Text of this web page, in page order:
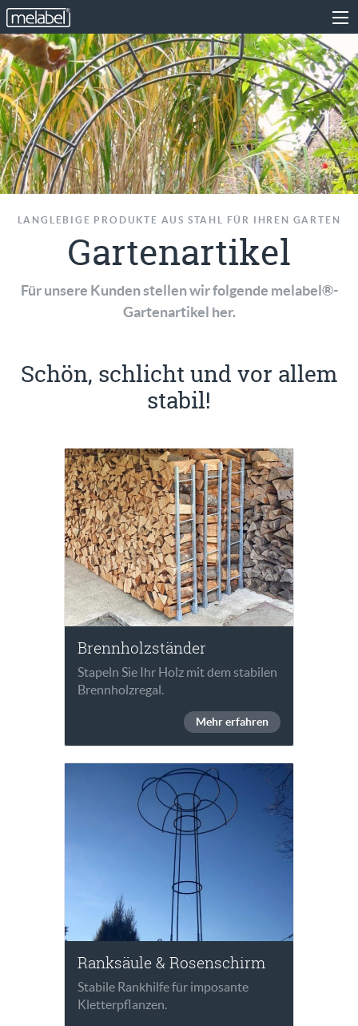
LANGLEBIGE PRODUKTE AUS STAHL FÜR IHREN GARTEN
Gartenartikel
Für unsere Kunden stellen wir folgende melabel®-
Gartenartikel her.
Schön, schlicht und vor allem
stabil!
Brennholzständer
Stapeln Sie Ihr Holz mit dem stabilen
Brennholzregal.
Mehr erfahren
Ranksäule & Rosenschirm
Stabile Rankhilfe für imposante
Kletterpflanzen.